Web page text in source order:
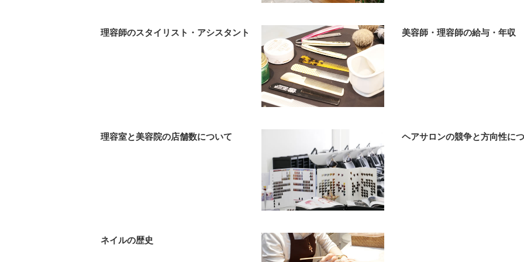
理容師のスタイリスト・アシスタント 美容師・理容師の給与・年収
理容室と美容院の店舗数について ヘアサロンの競争と方向性に
ネイルの歴史